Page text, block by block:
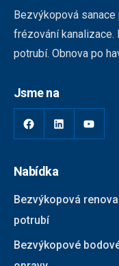
Bezvýkopová
frézování kanalizace.
potrubí. Obnova po
Jsme na
Nabídka
Bezvýkopová
potrubí
Bezvýkopové